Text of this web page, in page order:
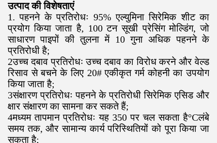
उत्पाद की विशेषताएं
1. पहनने के प्रतिरोधः 95% एल्युमिना सिरेमिक शीट का
प्रयोग किया जाता है, 100 टन सूखी प्रेसिंग मोल्डिंग, जो
साधारण पाइपों की तुलना में 10 गुना अधिक पहनने के
प्रतिरोधी है;
2उच्च दबाव प्रतिरोधः उच्च दबाव का विरोध करने और वेल्ड
रिसाव से बचने के लिए 20# एकीकृत गर्म कोहनी का उपयोग
किया जाता है;
3संक्षारण प्रतिरोधः पहनने के प्रतिरोधी सिरेमिक एसिड और
क्षार संक्षारण का सामना कर सकते हैं;
4मध्यम तापमान प्रतिरोधः यह 350 पर चल सकता है°Cलंबे
समय तक, और सामान्य कार्य परिस्थितियों को पूरा किया जा
सकता है;